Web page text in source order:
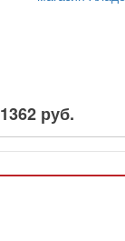
1362 руб.